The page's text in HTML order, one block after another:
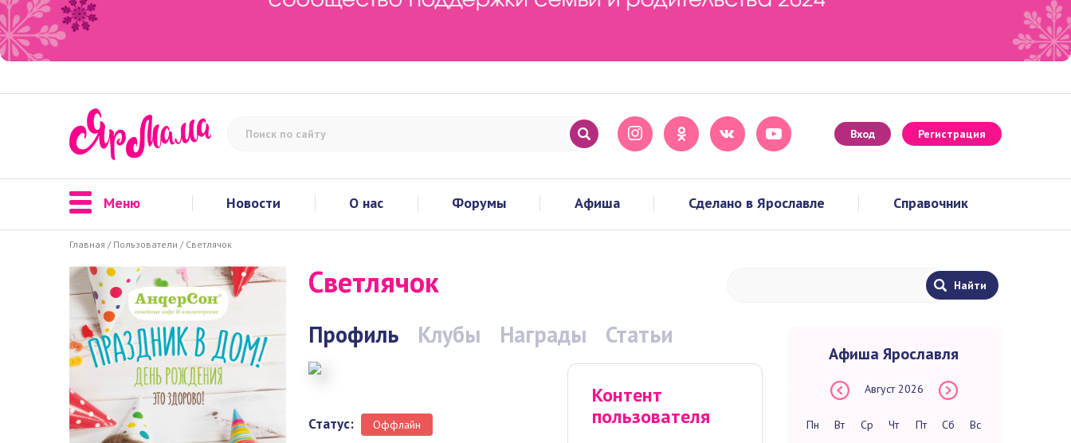
Вход Регистрация
Меню Новости О нас Форумы Афиша Сделано в Ярославле Справочник
Главная / Пользователи / Светлячок
Светлячок
Профиль Клубы Награды Статьи
Статус: Оффлайн
Контент
пользователя
Афиша Ярославля
Август 2026
Пн Вт Ср Чт Пт Сб Вс